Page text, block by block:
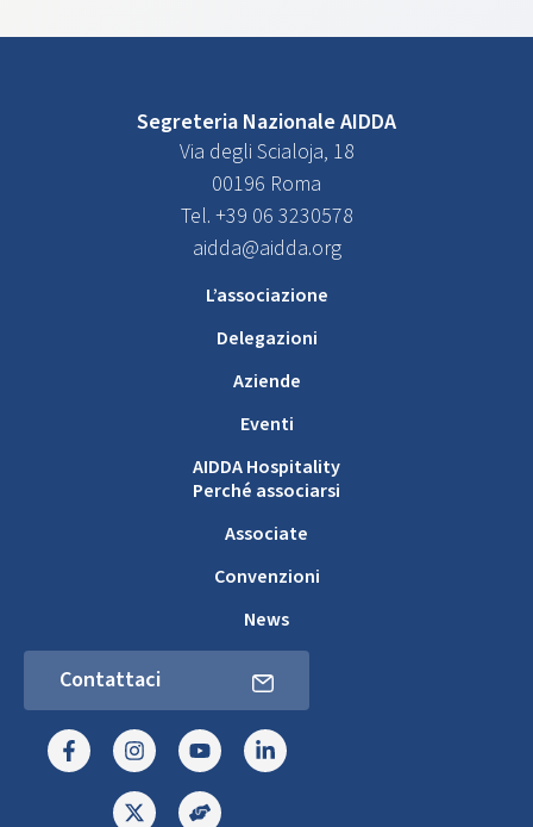
Segreteria Nazionale AIDDA
Via degli Scialoja, 18
00196 Roma
Tel. +39 06 3230578
aidda@aidda.org
L’associazione
Delegazioni
Aziende
Eventi
AIDDA Hospitality
Perché associarsi
Associate
Convenzioni
News
Contattaci